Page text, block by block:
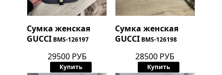
Сумка женская
GUCCI BMS-126197
29500 РУБ
Купить
Сумка женская
GUCCI BMS-126198
28500 РУБ
Купить